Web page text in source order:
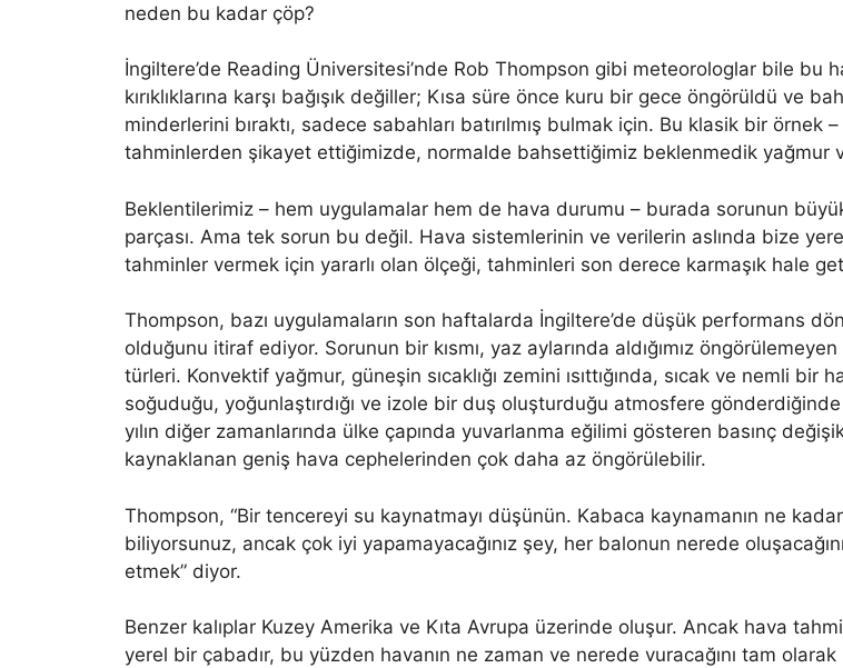
neden bu kadar çöp?
İngiltere’de Reading Üniversitesi’nde Rob Thompson gibi meteorologlar bile bu
kırıklıklarına karşı bağışık değiller; Kısa süre önce kuru bir gece öngörüldü ve
minderlerini bıraktı, sadece sabahları batırılmış bulmak için. Bu klasik bir örnek
tahminlerden şikayet ettiğimizde, normalde bahsettiğimiz beklenmedik yağmur
Beklentilerimiz – hem uygulamalar hem de hava durumu – burada sorunun
parçası. Ama tek sorun bu değil. Hava sistemlerinin ve verilerin aslında bize
tahminler vermek için yararlı olan ölçeği, tahminleri son derece karmaşık hale
Thompson, bazı uygulamaların son haftalarda İngiltere’de düşük performans
olduğunu itiraf ediyor. Sorunun bir kısmı, yaz aylarında aldığımız
türleri. Konvektif yağmur, güneşin sıcaklığı zemini ısıttığında, sıcak ve nemli bir
soğuduğu, yoğunlaştırdığı ve izole bir duş oluşturduğu atmosfere
yılın diğer zamanlarında ülke çapında yuvarlanma eğilimi gösteren basınç
kaynaklanan geniş hava cephelerinden çok daha az öngörülebilir.
Thompson, “Bir tencereyi su kaynatmayı düşünün. Kabaca kaynamanın ne
biliyorsunuz, ancak çok iyi yapamayacağınız şey, her balonun nerede
etmek” diyor.
Benzer kalıplar Kuzey Amerika ve Kıta Avrupa üzerinde oluşur. Ancak hava
yerel bir çabadır, bu yüzden havanın ne zaman ve nerede vuracağını tam